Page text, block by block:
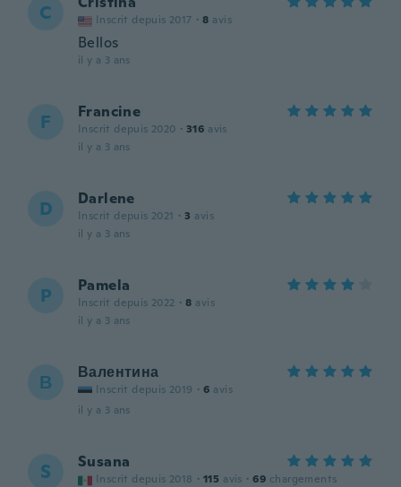
C Inscrit depuis 2017 · 8 avis
Bellos
il y a 3 ans
F Francine
Inscrit depuis 2020 · 316 avis
il y a 3 ans
D Darlene
Inscrit depuis 2021 · 3 avis
il y a 3 ans
P Pamela
Inscrit depuis 2022 · 8 avis
il y a 3 ans
В Валентина
Inscrit depuis 2019 · 6 avis
il y a 3 ans
S Susana
Inscrit depuis 2018 · 115 avis · 69 chargements